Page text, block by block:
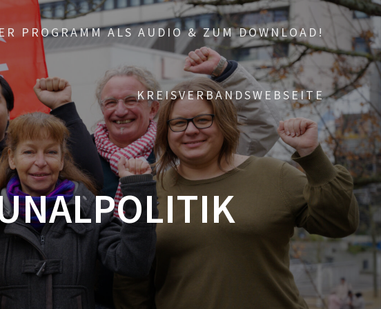
PROGRAMM ALS AUDIO & ZUM DOWNLOAD!
KREISVERBANDSWEBSEITE